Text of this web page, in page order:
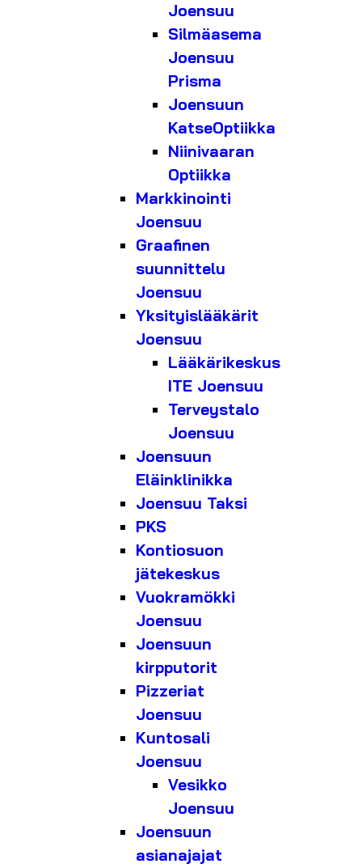
Joensuu
Silmäasema
Joensuu
Prisma
Joensuun
KatseOptiikka
Niinivaaran
Optiikka
Markkinointi
Joensuu
Graafinen
suunnittelu
Joensuu
Yksityislääkärit
Joensuu
Lääkärikeskus
ITE Joensuu
Terveystalo
Joensuu
Joensuun
Eläinklinikka
Joensuu Taksi
PKS
Kontiosuon
jätekeskus
Vuokramökki
Joensuu
Joensuun
kirpputorit
Pizzeriat
Joensuu
Kuntosali
Joensuu
Vesikko
Joensuu
Joensuun
asianajajat